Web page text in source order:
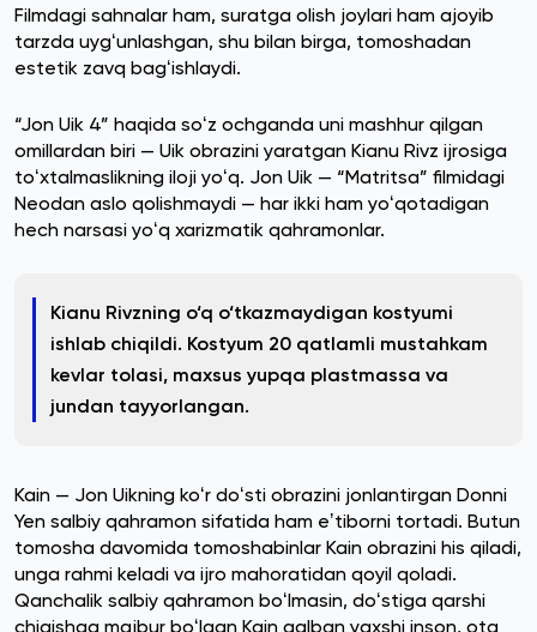
Filmdagi sahnalar ham, suratga olish joylari ham ajoyib
tarzda uygʻunlashgan, shu bilan birga, tomoshadan
estetik zavq bagʻishlaydi.
“Jon Uik 4” haqida soʻz ochganda uni mashhur qilgan
omillardan biri — Uik obrazini yaratgan Kianu Rivz ijrosiga
toʻxtalmaslikning iloji yoʻq. Jon Uik — “Matritsa” filmidagi
Neodan aslo qolishmaydi — har ikki ham yoʻqotadigan
hech narsasi yoʻq xarizmatik qahramonlar.
Kianu Rivzning o‘q o‘tkazmaydigan kostyumi
ishlab chiqildi. Kostyum 20 qatlamli mustahkam
kevlar tolasi, maxsus yupqa plastmassa va
jundan tayyorlangan.
Kain — Jon Uikning koʻr doʻsti obrazini jonlantirgan Donni
Yen salbiy qahramon sifatida ham eʼtiborni tortadi. Butun
tomosha davomida tomoshabinlar Kain obrazini his qiladi,
unga rahmi keladi va ijro mahoratidan qoyil qoladi.
Qanchalik salbiy qahramon boʻlmasin, doʻstiga qarshi
chiqishga majbur boʻlgan Kain qalban yaxshi inson, ota